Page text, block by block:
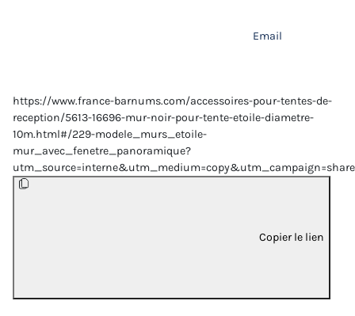
Email
https://www.france-barnums.com/accessoires-pour-tentes-de-
reception/5613-16696-mur-noir-pour-tente-etoile-diametre-
10m.html#/229-modele_murs_etoile-
mur_avec_fenetre_panoramique?
Copier le lien